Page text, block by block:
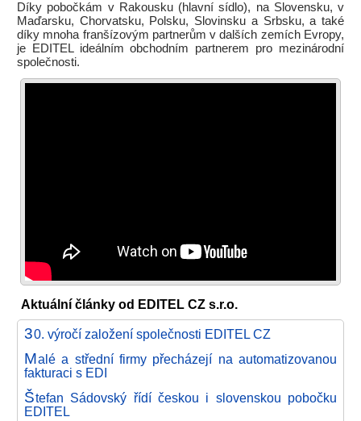
Díky pobočkám v Rakousku (hlavní sídlo), na Slovensku, v
Maďarsku, Chorvatsku, Polsku, Slovinsku a Srbsku, a také
díky mnoha franšízovým partnerům v dalších zemích Evropy,
je EDITEL ideálním obchodním partnerem pro mezinárodní
společnosti.
Aktuální články od EDITEL CZ s.r.o.
30. výročí založení společnosti EDITEL CZ
Malé a střední firmy přecházejí na automatizovanou
fakturaci s EDI
Štefan Sádovský řídí českou i slovenskou pobočku
EDITEL